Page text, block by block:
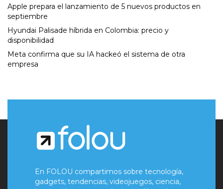
Apple prepara el lanzamiento de 5 nuevos productos en
septiembre
Hyundai Palisade híbrida en Colombia: precio y
disponibilidad
Meta confirma que su IA hackeó el sistema de otra
empresa
En FOLOU compartimos sobre tecnología,
gadgets, tendencias, videojuegos, ciencia,